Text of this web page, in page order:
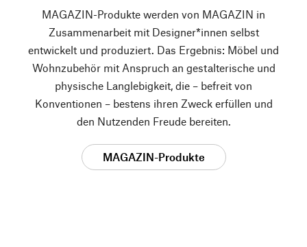
MAGAZIN-Produkte werden von MAGAZIN in
Zusammenarbeit mit Designer*innen selbst
entwickelt und produziert. Das Ergebnis: Möbel und
Wohnzubehör mit Anspruch an gestalterische und
physische Langlebigkeit, die – befreit von
Konventionen – bestens ihren Zweck erfüllen und
den Nutzenden Freude bereiten.
MAGAZIN-Produkte